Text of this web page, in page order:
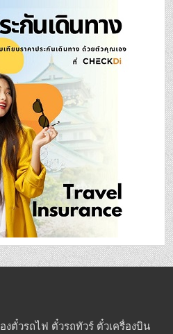
งตั๋วรถไฟ ตั๋วรถทัวร์ ตั๋วเครื่องบิน